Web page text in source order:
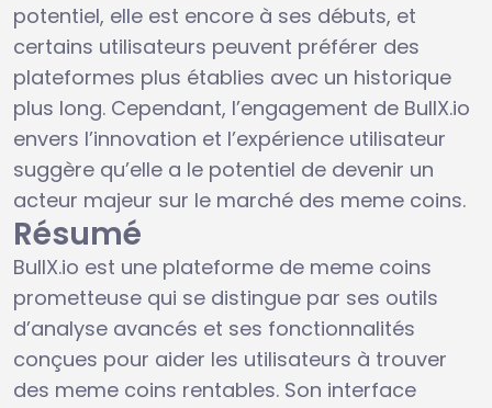
potentiel, elle est encore à ses débuts, et
certains utilisateurs peuvent préférer des
plateformes plus établies avec un historique
plus long. Cependant, l’engagement de BullX.io
envers l’innovation et l’expérience utilisateur
suggère qu’elle a le potentiel de devenir un
acteur majeur sur le marché des meme coins.
Résumé
BullX.io est une plateforme de meme coins
prometteuse qui se distingue par ses outils
d’analyse avancés et ses fonctionnalités
conçues pour aider les utilisateurs à trouver
des meme coins rentables. Son interface